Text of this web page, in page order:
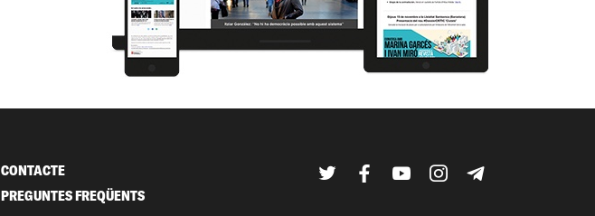
CONTACTE
PREGUNTES FREQÜENTS
TwitterFacebook
YouTubeInstagram